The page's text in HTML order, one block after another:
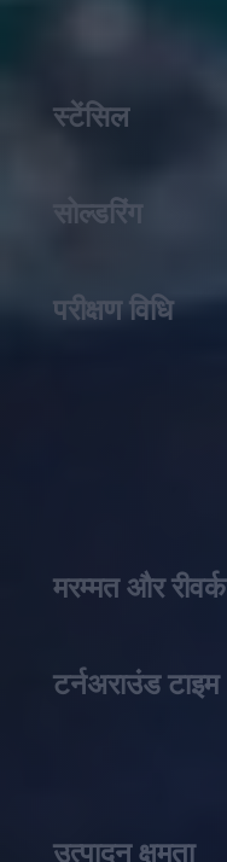
स्टेंसिल
सोल्डरिंग
परीक्षण विधि
मरम्मत और रीवर्क
टर्नअराउंड टाइम
उत्पादन क्षमता